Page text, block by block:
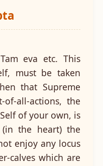
eva etc. This
must be taken
that Supreme
of-all-actions, the
of your own, is
the heart) the
enjoy any locus
calves which are